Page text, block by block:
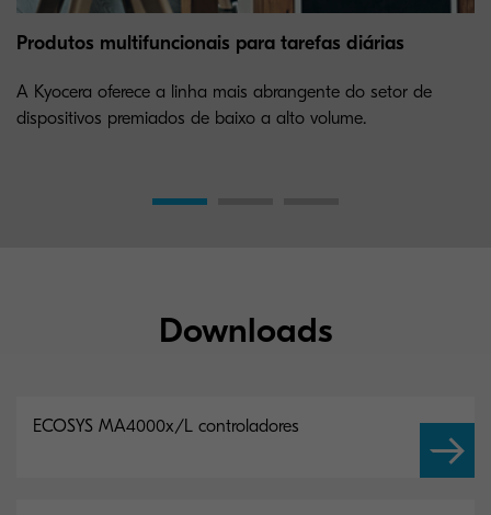
Produtos multifuncionais para tarefas diárias
A Kyocera oferece a linha mais abrangente do setor de
dispositivos premiados de baixo a alto volume.
Downloads
ECOSYS MA4000x/L controladores